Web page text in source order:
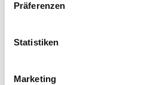
Informationen erhalten Sie in
jederzeit mit Wirkung für die
Präferenzen
Statistiken
Marketing